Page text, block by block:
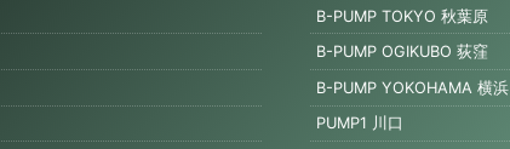
B-PUMP TOKYO 秋葉原
B-PUMP OGIKUBO 荻窪
B-PUMP YOKOHAMA 横浜
PUMP1 川口